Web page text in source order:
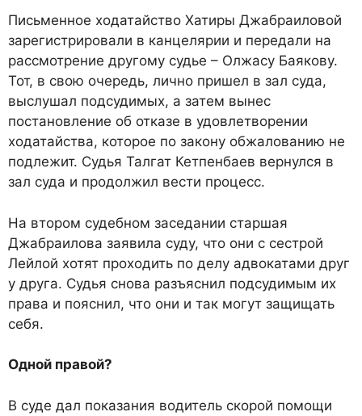
Письменное ходатайство Хатиры Джабраиловой
зарегистрировали в канцелярии и передали на
рассмотрение другому судье – Олжасу Баякову.
Тот, в свою очередь, лично пришел в зал суда,
выслушал подсудимых, а затем вынес
постановление об отказе в удовлетворении
ходатайства, которое по закону обжалованию не
подлежит. Судья Талгат Кетпенбаев вернулся в
зал суда и продолжил вести процесс.
На втором судебном заседании старшая
Джабраилова заявила суду, что они с сестрой
Лейлой хотят проходить по делу адвокатами друг
у друга. Судья снова разъяснил подсудимым их
права и пояснил, что они и так могут защищать
себя.
Одной правой?
В суде дал показания водитель скорой помощи